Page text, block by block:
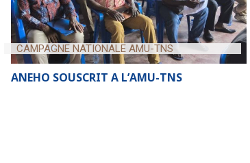
CAMPAGNE NATIONALE AMU-TNS
ANEHO SOUSCRIT A L’AMU-TNS